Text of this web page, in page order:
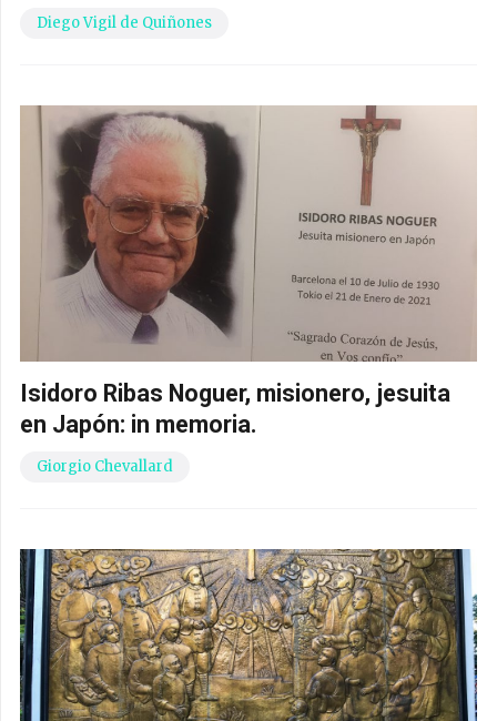
Diego Vigil de Quiñones
Isidoro Ribas Noguer, misionero, jesuita
en Japón: in memoria.
Giorgio Chevallard